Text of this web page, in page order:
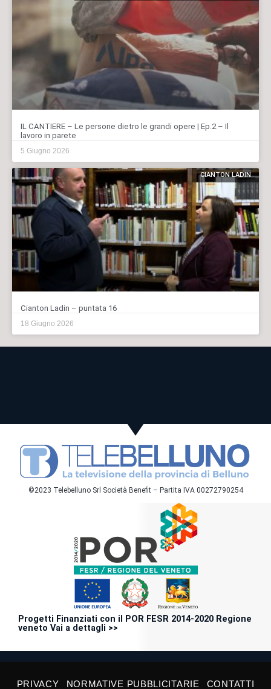
IL CANTIERE – Le persone dietro le grandi opere | Ep.2 – Il
lavoro in parete
5 Giugno 2026
CIANTON LADIN
Cianton Ladin – puntata 16
18 Giugno 2026
©2023 Telebelluno Srl Società Benefit – Partita IVA 00272790254
Progetti Finanziati con il POR FESR 2014-2020 Regione
veneto Vai a dettagli >>
PRIVACY NORMATIVE PUBBLICITARIE CONTATTI